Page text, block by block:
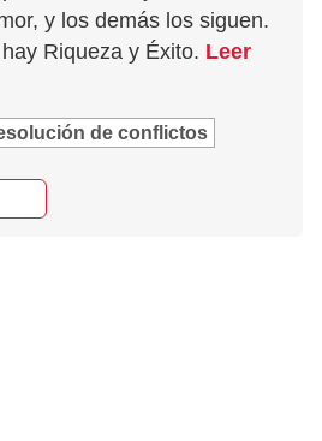
y los demás los siguen.
Riqueza y Éxito. Leer
de conflictos